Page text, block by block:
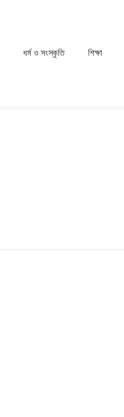
ধর্ম ও সংস্কৃতি ⁠⁠শিক্ষা